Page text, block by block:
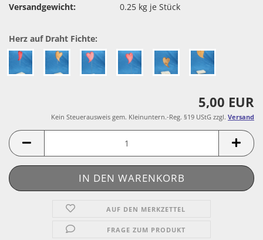
Versandgewicht:
0.25 kg je Stück
Herz auf Draht Fichte:
5,00 EUR
Kein Steuerausweis gem. Kleinuntern.-Reg. §19 UStG zzgl. Versand
AUF DEN MERKZETTEL
FRAGE ZUM PRODUKT